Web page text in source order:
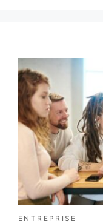
ENTREPRISE